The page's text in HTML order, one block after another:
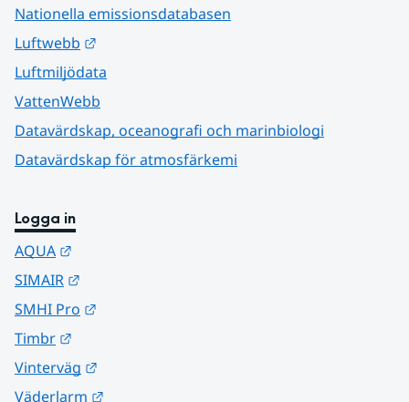
Nationella emissionsdatabasen
Luftwebb
Luftmiljödata
VattenWebb
Datavärdskap, oceanografi och marinbiologi
Datavärdskap för atmosfärkemi
Logga in
AQUA
SIMAIR
SMHI Pro
Timbr
Vinterväg
Väderlarm